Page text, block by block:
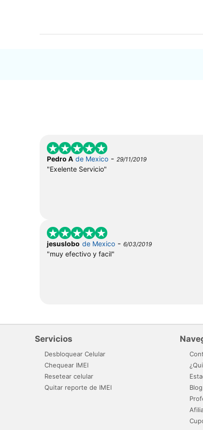
Pedro A de Mexico - 29/11/2019
"Exelente Servicio"
jesuslobo de Mexico - 6/03/2019
"muy efectivo y facil"
Servicios
Desbloquear Celular
Chequear IMEI
Resetear celular
Quitar reporte de IMEI
Blog